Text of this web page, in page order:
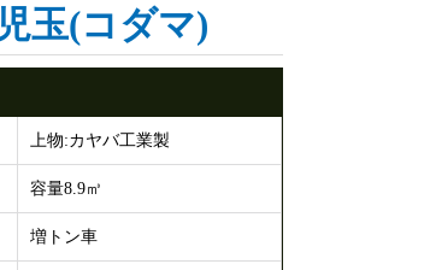
児玉(コダマ)
上物:カヤバ工業製
容量8.9㎥
増トン車